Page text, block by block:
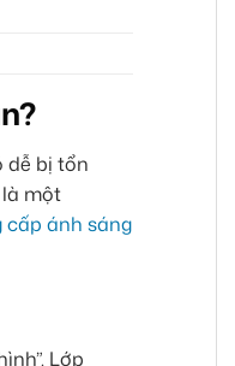
dễ bị tổn
một
cấp ánh sáng
Lớp